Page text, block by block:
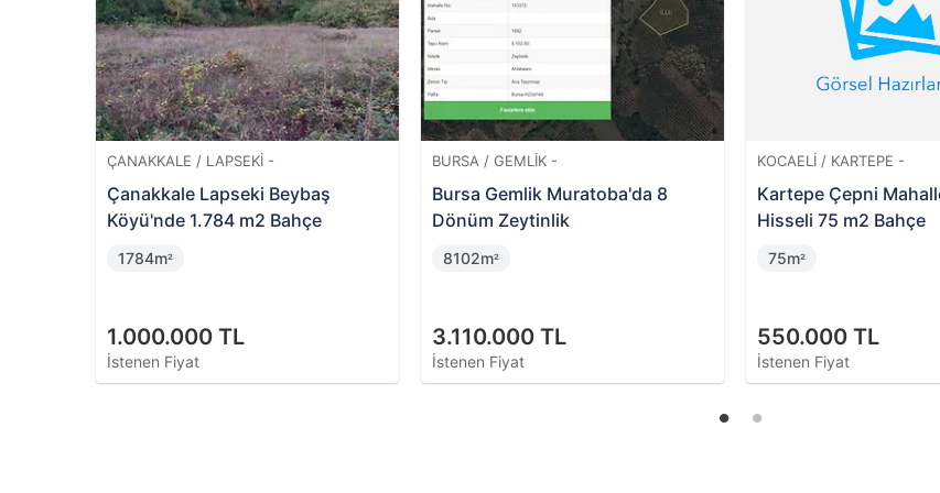
BALIKESIR / İVRINDI -
Balıkesir İvrindi Kurtuluş
Mahallesi'nde Hisseli 14 Dönüm
Tarla
1.985.000 TL
İstenen Fiyat
14522m
TEKIRDAĞ / ERGENE -
Ergene Yeşiltepe Mahallesi'nde
Arsa Payı
1.885.000 TL
İstenen Fiyat
81m²
BURSA / GEMLIK -
Gemlik Adliye
Hisseli Bina ve Arsası
2.600.000 TL
İstenen Fiyat
46m²